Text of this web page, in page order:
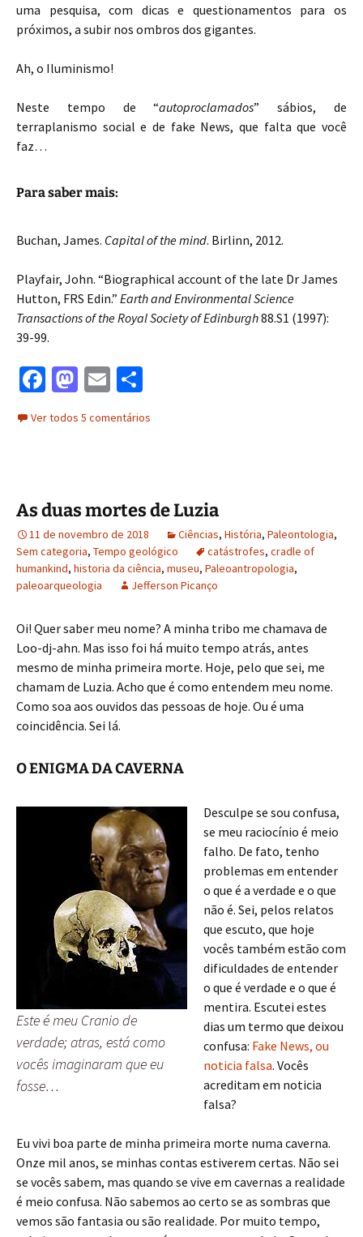
uma pesquisa, com dicas e questionamentos para os
próximos, a subir nos ombros dos gigantes.
Ah, o Iluminismo!
Neste tempo de “autoproclamados” sábios, de
terraplanismo social e de fake News, que falta que você
faz…
Para saber mais:
Buchan, James. Capital of the mind. Birlinn, 2012.
Playfair, John. “Biographical account of the late Dr James
Hutton, FRS Edin.” Earth and Environmental Science
Transactions of the Royal Society of Edinburgh88.S1 (1997):
39-99.
Fa
ce
b
k
M
as
to
n
E
m
ai ar
Ver todos 5 comentários
As duas mortes de Luzia
11 de novembro de 2018 Ciências, História, Paleontologia,
Sem categoria, Tempo geológico catástrofes, cradle of
humankind, historia da ciência, museu, Paleoantropologia,
paleoarqueologia
Jefferson Picanço
Oi! Quer saber meu nome? A minha tribo me chamava de
Loo-dj-ahn. Mas isso foi há muito tempo atrás, antes
mesmo de minha primeira morte. Hoje, pelo que sei, me
chamam de Luzia. Acho que é como entendem meu nome.
Como soa aos ouvidos das pessoas de hoje. Ou é uma
coincidência. Sei lá.
O ENIGMA DA CAVERNA
Este é meu Cranio de
verdade; atras, está como
vocês imaginaram que eu
fosse…
Desculpe se sou confusa,
se meu raciocínio é meio
falho. De fato, tenho
problemas em entender
o que é a verdade e o que
não é. Sei, pelos relatos
que escuto, que hoje
vocês também estão com
dificuldades de entender
o que é verdade e o que é
mentira. Escutei estes
dias um termo que deixou
confusa: Fake News, ou
noticia falsa. Vocês
acreditam em noticia
falsa?
Eu vivi boa parte de minha primeira morte numa caverna.
Onze mil anos, se minhas contas estiverem certas. Não sei
se vocês sabem, mas quando se vive em cavernas a realidade
é meio confusa. Não sabemos ao certo se as sombras que
vemos são fantasia ou são realidade. Por muito tempo,